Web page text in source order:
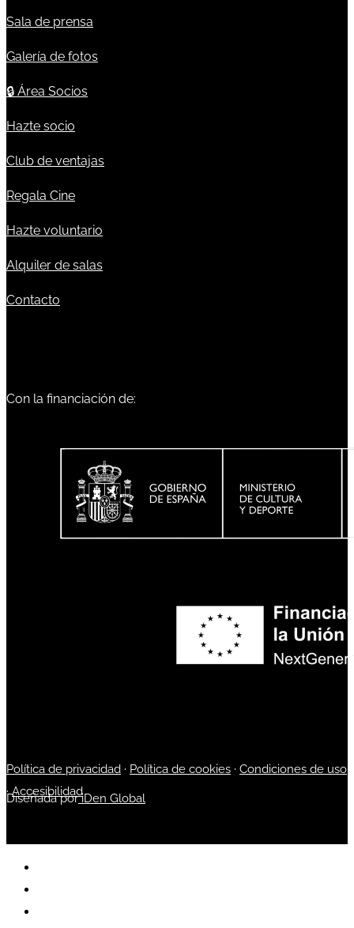
Sala de prensa
Galería de fotos
🔒 Área Socios
Hazte socio
Club de ventajas
Regala Cine
Hazte voluntario
Alquiler de salas
Contacto
Con la financiación de:
Política de privacidad · Política de cookies · Condiciones de uso
·Accesibilidad
Diseñada poriDen Global